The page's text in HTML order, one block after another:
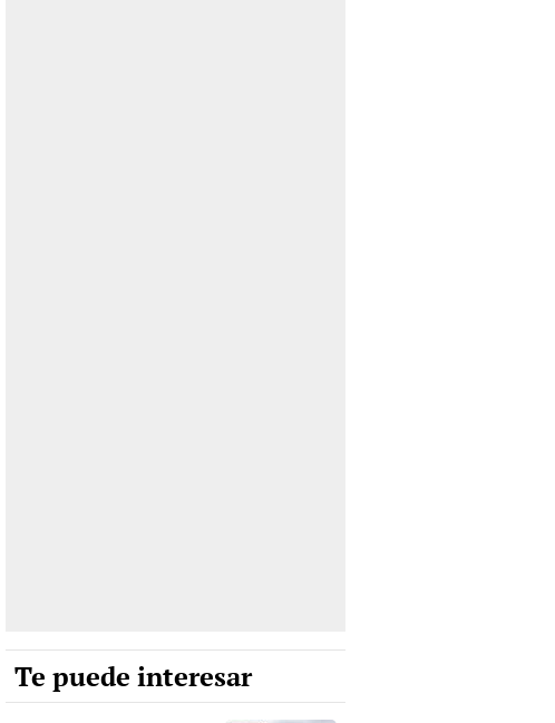
Te puede interesar